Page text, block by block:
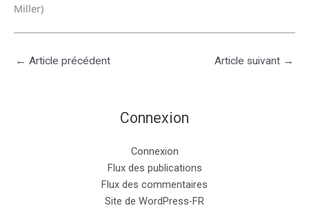
Miller)
← Article précédent Article suivant →
Connexion
Connexion
Flux des publications
Flux des commentaires
Site de WordPress-FR